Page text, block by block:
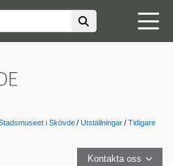
i Skövde Utställningar
Tidigare
Kontakta oss